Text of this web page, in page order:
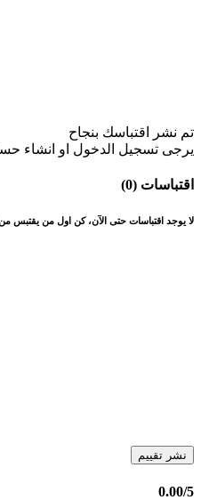
تم نشر اقتباسك بنجاح
يرجى تسجيل الدخول او انشاء
اقتباسات (0)
لا يوجد اقتباسات حتى الآن، كن اول من يقتبس
نشر تقييم
0.00/5